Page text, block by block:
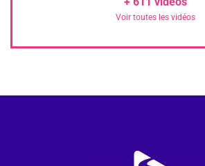
Voir toutes les vidéos